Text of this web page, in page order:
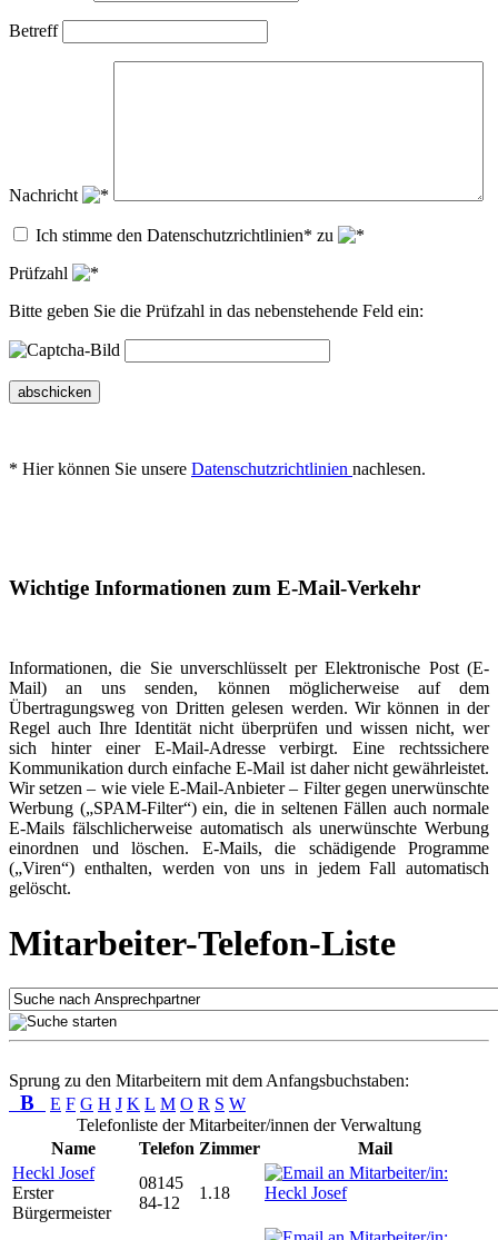
Betreff
Nachricht
Ich stimme den Datenschutzrichtlinien* zu
Prüfzahl
Bitte geben Sie die Prüfzahl in das nebenstehende Feld ein:
abschicken
* Hier können Sie unsere Datenschutzrichtlinien nachlesen.
Wichtige Informationen zum E-Mail-Verkehr
Informationen, die Sie unverschlüsselt per Elektronische Post (E-
Mail) an uns senden, können möglicherweise auf dem
Übertragungsweg von Dritten gelesen werden. Wir können in der
Regel auch Ihre Identität nicht überprüfen und wissen nicht, wer
sich hinter einer E-Mail-Adresse verbirgt. Eine rechtssichere
Kommunikation durch einfache E-Mail ist daher nicht gewährleistet.
Wir setzen – wie viele E-Mail-Anbieter – Filter gegen unerwünschte
Werbung („SPAM-Filter“) ein, die in seltenen Fällen auch normale
E-Mails fälschlicherweise automatisch als unerwünschte Werbung
einordnen und löschen. E-Mails, die schädigende Programme
(„Viren“) enthalten, werden von uns in jedem Fall automatisch
gelöscht.
Mitarbeiter-Telefon-Liste
Sprung zu den Mitarbeitern mit dem Anfangsbuchstaben:
B E F G H J K L M O R S W
Telefonliste der Mitarbeiter/innen der Verwaltung
Name
Telefon Zimmer
Mail
Heckl Josef
Erster
Bürgermeister
08145
84-12
1.18